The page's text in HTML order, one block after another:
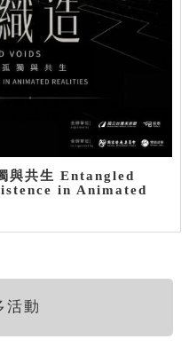
與共生 Entangled
in Animated
活動